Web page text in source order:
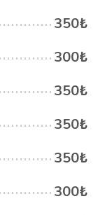
350₺
300₺
350₺
350₺
350₺
300₺